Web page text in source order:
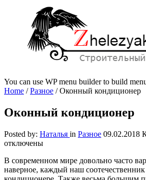
You can use WP menu builder to build
Home /Разное /Оконный кондиционер
Оконный кондиционер
Posted by: Наталья in Разное 09.02.2018
отключены
В современном мире довольно часто
наверное, каждый наш соотечественник